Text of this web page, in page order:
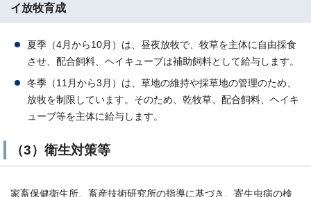
イ放牧育成
夏季（4月から10月）は、昼夜放牧で、牧草を主体に自由採食
させ、配合飼料、ヘイキューブは補助飼料として給与します。
冬季（11月から3月）は、草地の維持や採草地の管理のため、
放牧を制限しています。そのため、乾牧草、配合飼料、ヘイキ
ューブ等を主体に給与します。
（3）衛生対策等
家畜保健衛生所、畜産技術研究所の指導に基づき、寄生虫病の検